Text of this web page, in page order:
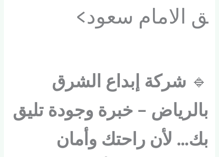
ق الامام سعود>
🔹 شركة إبداع الشرق
بالرياض – خبرة وجودة تليق
بك… لأن راحتك وأمان